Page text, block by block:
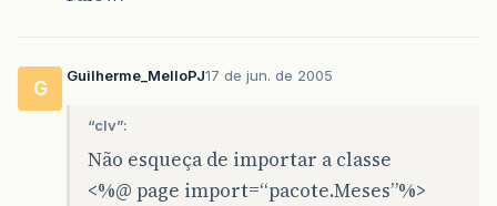
G
Guilherme_MelloPJ17 de jun. de 2005
“clv”:
Não esqueça de importar a classe
<%@ page import=“pacote.Meses”%>